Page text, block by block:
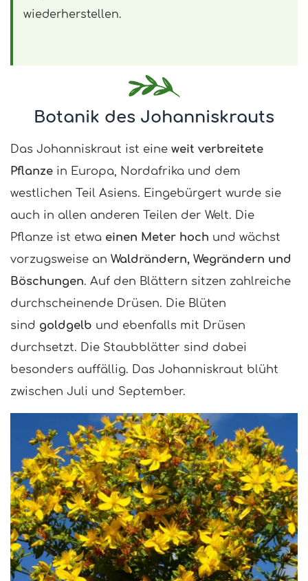
wiederherstellen.
Botanik des Johanniskrauts
Das Johanniskraut ist eine weit verbreitete
Pflanze in Europa, Nordafrika und dem
westlichen Teil Asiens. Eingebürgert wurde sie
auch in allen anderen Teilen der Welt. Die
Pflanze ist etwa einen Meter hoch und wächst
vorzugsweise an Waldrändern, Wegrändern und
Böschungen. Auf den Blättern sitzen zahlreiche
durchscheinende Drüsen. Die Blüten
sind goldgelb und ebenfalls mit Drüsen
durchsetzt. Die Staubblätter sind dabei
besonders auffällig. Das Johanniskraut blüht
zwischen Juli und September.